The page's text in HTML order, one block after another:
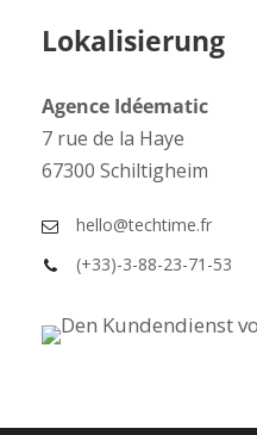
Lokalisierung
Agence Idéematic
7 rue de la Haye
67300 Schiltigheim
hello@techtime.fr
(+33)-3-88-23-71-53